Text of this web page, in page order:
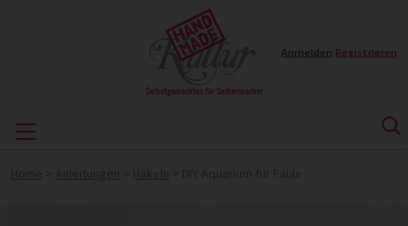
Anmelden Registrieren